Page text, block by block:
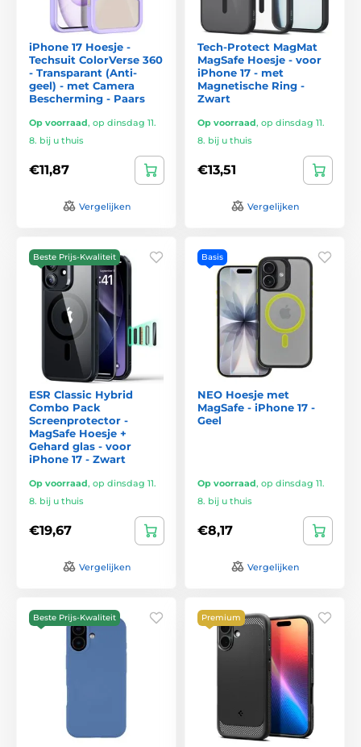
iPhone 17 Hoesje -
Techsuit ColorVerse 360
- Transparant (Anti-
geel) - met Camera
Bescherming - Paars
Op voorraad, op dinsdag 11.
8. bij u thuis
€11,87
Vergelijken
Tech-Protect MagMat
MagSafe Hoesje - voor
iPhone 17 - met
Magnetische Ring -
Zwart
Op voorraad, op dinsdag 11.
8. bij u thuis
€13,51
Vergelijken
Beste Prijs-Kwaliteit
ESR Classic Hybrid
Combo Pack
Screenprotector -
MagSafe Hoesje +
Gehard glas - voor
iPhone 17 - Zwart
Op voorraad, op dinsdag 11.
8. bij u thuis
€19,67
Vergelijken
Basis
NEO Hoesje met
MagSafe - iPhone 17 -
Geel
Op voorraad, op dinsdag 11.
8. bij u thuis
€8,17
Vergelijken
Beste Prijs-Kwaliteit Premium